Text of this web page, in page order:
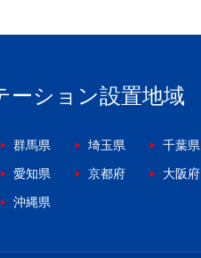
ーション設置地域
群馬県 埼玉県 千葉県
愛知県 京都府 大阪府
沖縄県